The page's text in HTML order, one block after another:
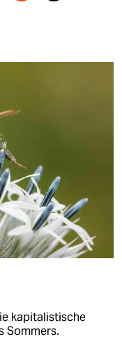
kapitalistische
Sommers.